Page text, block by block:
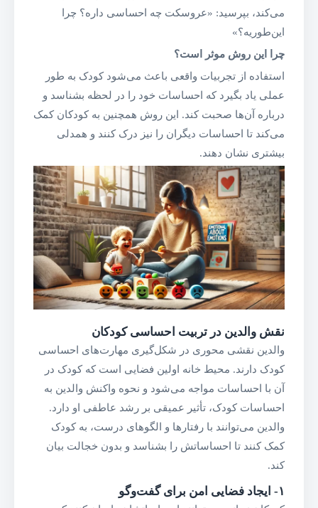
می‌کند، بپرسید: «عروسکت چه احساسی داره؟ چرا
این‌طوریه؟»
چرا این روش موثر است؟
استفاده از تجربیات واقعی باعث می‌شود کودک به طور
عملی یاد بگیرد که احساسات خود را در لحظه بشناسد و
درباره آن‌ها صحبت کند. این روش همچنین به کودکان کمک
می‌کند تا احساسات دیگران را نیز درک کنند و همدلی
بیشتری نشان دهند.
نقش والدین در تربیت احساسی کودکان
والدین نقشی محوری در شکل‌گیری مهارت‌های احساسی
کودک دارند. محیط خانه اولین فضایی است که کودک در
آن با احساسات مواجه می‌شود و نحوه واکنش والدین به
احساسات کودک، تأثیر عمیقی بر رشد عاطفی او دارد.
والدین می‌توانند با رفتارها و الگوهای درست، به کودک
کمک کنند تا احساساتش را بشناسد و بدون خجالت بیان
کند.
۱- ایجاد فضایی امن برای گفت‌وگو